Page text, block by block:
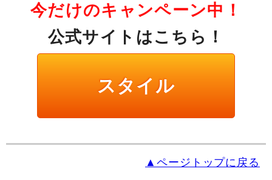
今だけのキャンペーン中！
公式サイトはこちら！
スタイル
▲ページトップに戻る